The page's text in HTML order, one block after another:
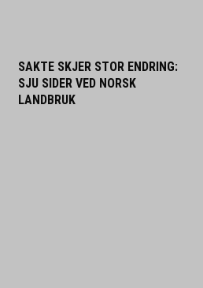
SAKTE SKJER STOR ENDRING:
SJU SIDER VED NORSK
LANDBRUK